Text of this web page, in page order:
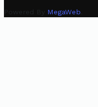
Powered By MegaWeb